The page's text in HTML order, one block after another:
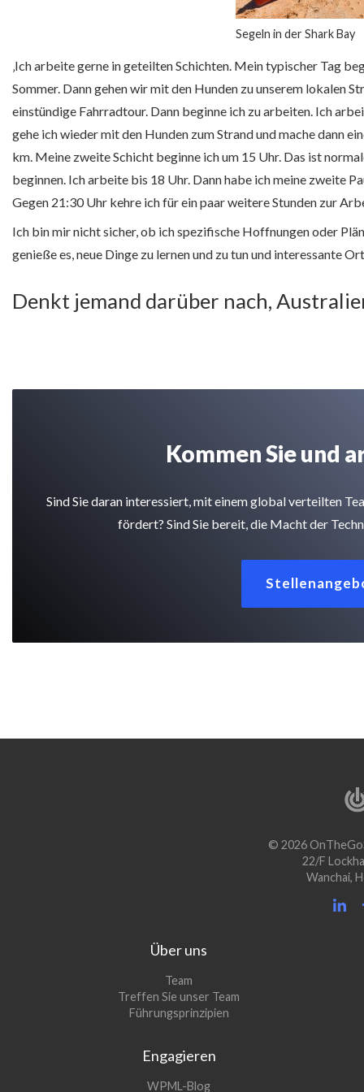
Segeln in der Shark Bay
‚Ich arbeite gerne in geteilten Schichten. Mein typischer Tag
Sommer. Dann gehen wir mit den Hunden zu unserem lokalen
einstündige Fahrradtour. Dann beginne ich zu arbeiten. Ich
gehe ich wieder mit den Hunden zum Strand und mache dann
km. Meine zweite Schicht beginne ich um 15 Uhr. Das ist
beginnen. Ich arbeite bis 18 Uhr. Dann habe ich meine zweite
Gegen 21:30 Uhr kehre ich für ein paar weitere Stunden zur
Ich bin mir nicht sicher, ob ich spezifische Hoffnungen oder
genieße es, neue Dinge zu lernen und zu tun und interessante
Denkt jemand darüber nach,
Kommen Sie und
Sind Sie daran interessiert, mit einem global verteilten
fördert? Sind Sie bereit, die Macht der
© 2026
22/F
Wanchai,
Über uns
Team
Treffen Sie unser Team
Führungsprinzipien
Engagieren
WPML-Blog